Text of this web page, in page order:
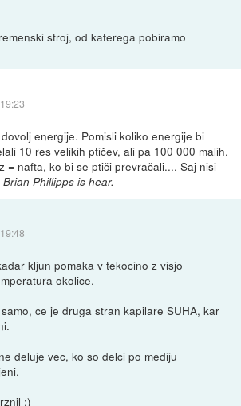
stroj, od katerega pobiramo
energije. Pomisli koliko energije bi
10 res velikih ptičev, ali pa 100 000 malih.
= nafta, ko bi se ptiči prevračali.... Saj nisi
Phillipps is hear.
kljun pomaka v tekocino z visjo
okolice.
ce je druga stran kapilare SUHA, kar
deluje vec, ko so delci po mediju
:)